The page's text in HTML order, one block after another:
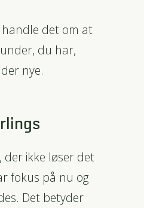
det om at
du har,
nye.
der ikke løser det
fokus på nu og
Det betyder